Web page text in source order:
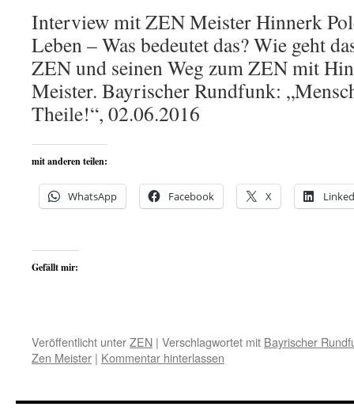
Interview mit ZEN Meister Hinnerk
Leben – Was bedeutet das? Wie geht
ZEN und seinen Weg zum ZEN mit
Meister. Bayrischer Rundfunk:
Theile!“, 02.06.2016
mit anderen teilen:
WhatsApp Facebook X
Gefällt mir:
Veröffentlicht unterZEN | Verschlagwortet mit Bayrischer
Zen Meister | Kommentar hinterlassen